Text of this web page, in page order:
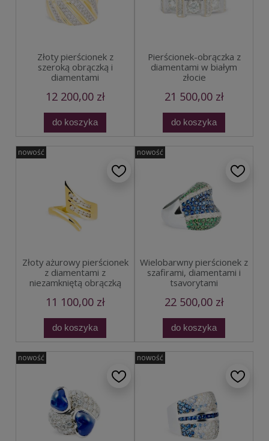
Złoty pierścionek z
szeroką obrączką i
diamentami
12 200,00 zł
do koszyka
Pierścionek-obrączka z
diamentami w białym
złocie
21 500,00 zł
do koszyka
Złoty ażurowy pierścionek
z diamentami z
niezamkniętą obrączką
11 100,00 zł
do koszyka
nowość
Wielobarwny pierścionek z
szafirami, diamentami i
tsavorytami
22 500,00 zł
do koszyka
nowość
nowość nowość